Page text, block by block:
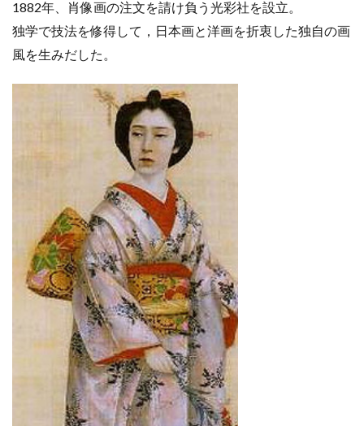
1882年、肖像画の注文を請け負う光彩社を設立。
独学で技法を修得して，日本画と洋画を折衷した独自の画
風を生みだした。